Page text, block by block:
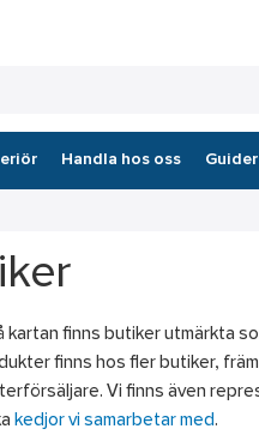
Handla hos oss
kartan finns butiker utmärkta
finns hos fler butiker,
Vi finns även
kedjor vi samarbetar med.